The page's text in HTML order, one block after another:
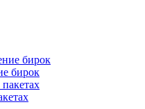
бирок